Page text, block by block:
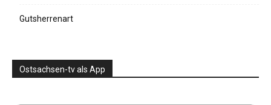
Gutsherrenart
Ostsachsen-tv als App